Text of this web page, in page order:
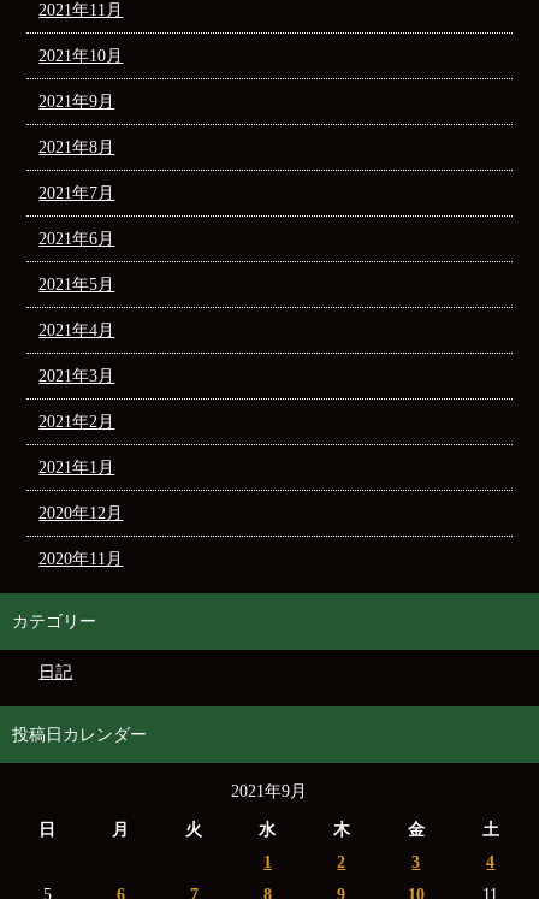
2021年11月
2021年10月
2021年9月
2021年8月
2021年7月
2021年6月
2021年5月
2021年4月
2021年3月
2021年2月
2021年1月
2020年12月
2020年11月
カテゴリー
日記
投稿日カレンダー
2021年9月
日 月 火 水 木 金
土
1
2 3
4
5
6 7 8 9 10 11